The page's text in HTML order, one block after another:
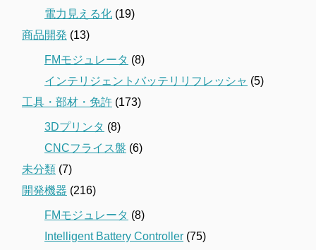
電力見える化 (19)
商品開発 (13)
FMモジュレータ (8)
インテリジェントバッテリリフレッシャ (5)
工具・部材・免許 (173)
3Dプリンタ (8)
CNCフライス盤 (6)
未分類 (7)
開発機器 (216)
FMモジュレータ (8)
Intelligent Battery Controller (75)